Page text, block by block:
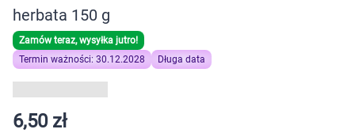
Kobieta w ciąży i mama
Dziecko
Higiena
herbata 150 g
Zamów teraz, wysyłka jutro!
Termin ważności: 30.12.2028
Długa data
6,50 zł